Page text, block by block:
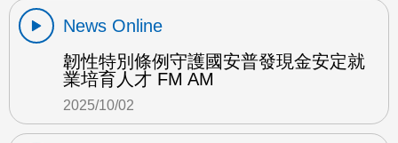
News Online
韌性特別條例守護國安普發現金安定就
業培育人才 FM AM
2025/10/02